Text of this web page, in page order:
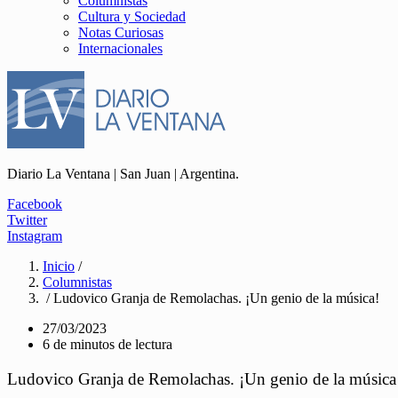
Cultura y Sociedad
Notas Curiosas
Internacionales
Diario La Ventana | San Juan | Argentina.
Facebook
Twitter
Instagram
Inicio /
Columnistas
/ Ludovico Granja de Remolachas. ¡Un genio de la música!
27/03/2023
6 de minutos de lectura
Ludovico Granja de Remolachas. ¡Un genio de la